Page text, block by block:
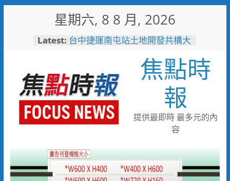
星期六, 8 8 月, 2026
Latest: 台中捷運南屯站土地開發共構大
新地標實現軌道經濟願景
警友辦事處大力相挺！岡山分局
送上「父親節」暖心祝福
守望相助的暖心守護 湖內警消
聯手破門化解獨居翁的危機
歡慶父親節！《台中通
TCPASS》APP 攜手在地名店熱
捐「300萬」助熊本震災重建
焦點時
報
提供最即時 最多元的內
容